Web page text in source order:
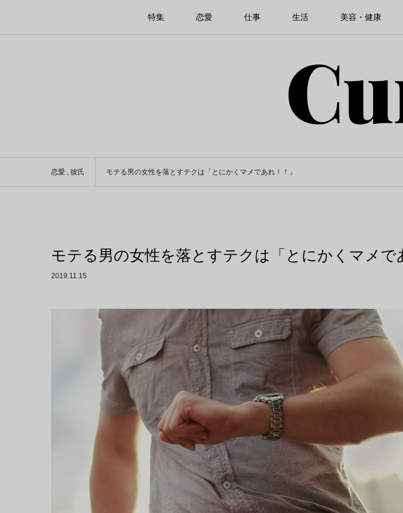
特集 恋愛 仕事 生活 美容・健康
恋愛 彼氏 モテる男の女性を落とすテクは「とにかくマメであれ！！」
モテる男の女性を落とすテクは「とにかくマメで
2019.11.15